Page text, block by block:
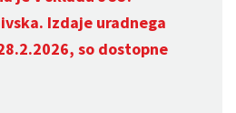
Izdaje uradnega
so dostopne